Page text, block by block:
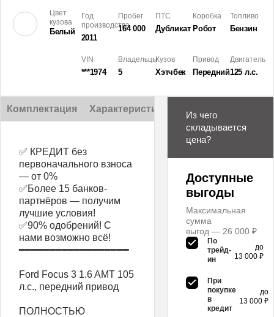
Цвет
кузова
Белый
Год
производства
2011
Пробег
164 000
ПТС
Дубликат
Коробка
Робот
Топливо
Бензин
VIN
***1974
Владельцы
5
Кузов
Хэтчбек
Привод
Передний
Двигатель
125 л.с.
Комплектация Характеристики
✅ КРЕДИТ без
первоначального взноса
— от 0%
✅Более 15 банков-
партнёров — получим
лучшие условия!
✅90% одобрений! С
нами возможно всё!
━━━━━━━━━━━━━━━━━━
Ford Focus 3 1.6 AМT 105
л.c., пeрeдний привoд
ПОЛНOCТЬЮ
Из чего
складывается
цена?
Доступные
выгоды
Максимальная
сумма
выгод — 26 000 ₽
По
трейд-
ин
до
13 000 ₽
При
покупке
в
кредит
до
13 000 ₽